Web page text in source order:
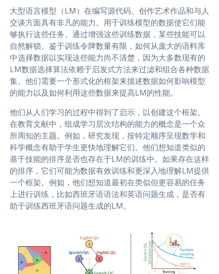
大型语言模型（LM）在编写源代码、创作艺术作品和与人
交谈方面具有非凡的能力。用于训练模型的数据使它们能
够执行这些任务。通过增强这些训练数据，某些技能可以
自然解锁。鉴于训练令牌数量有限，如何从庞大的语料库
中选择数据以实现这些能力尚不清楚，因为大多数现有的
LM数据选择算法依赖于启发式方法来过滤和组合各种数据
集。他们需要一个形式化的框架来描述数据如何影响模型
的能力以及如何利用这些数据来提高LM的性能。
他们从人们学习的过程中得到了启示，以创建这个框架。
在教育文献中，组成学习层次结构的能力的概念是一个众
所周知的主题。例如，研究发现，按特定顺序呈现数学和
科学概念有助于学生更快地理解它们。他们想知道类似的
基于技能的排序是否也存在于LM的训练中。如果存在这样
的排序，它们可能为数据有效训练和更深入地理解LM提供
一个框架。例如，他们想知道最初在类似但更容易的任务
上进行训练，比如西班牙语语法和英语问题生成，是否有
助于训练西班牙语问题生成的LM。